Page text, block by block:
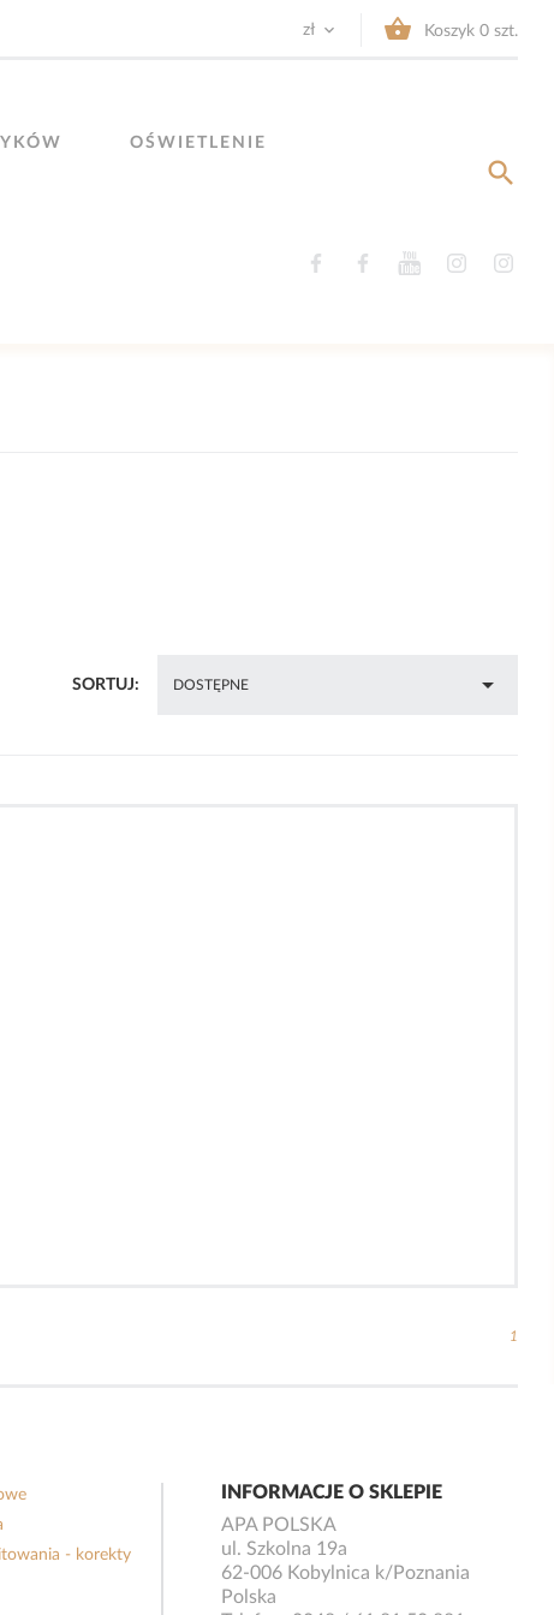
zł   Koszyk 0 szt.
FacebookFacebookYouTubeInstagram
OŚWIETLENIE

SORTUJ: DOSTĘPNE 
1
- korekty
INFORMACJE O SKLEPIE
APA POLSKA
ul. Szkolna 19a
62-006 Kobylnica k/Poznania
Polska